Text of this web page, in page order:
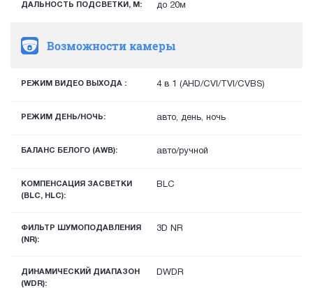
ДАЛЬНОСТЬ ПОДСВЕТКИ, М: до 20м
Возможности камеры
РЕЖИМ ВИДЕО ВЫХОДА : 4 в 1 (AHD/CVI/TVI/CVBS)
РЕЖИМ ДЕНЬ/НОЧЬ: авто, день, ночь
БАЛАНС БЕЛОГО (AWB): авто/ручной
КОМПЕНСАЦИЯ ЗАСВЕТКИ
(BLC, HLC):
BLC
ФИЛЬТР ШУМОПОДАВЛЕНИЯ
(NR):
3D NR
ДИНАМИЧЕСКИЙ ДИАПАЗОН
(WDR):
DWDR